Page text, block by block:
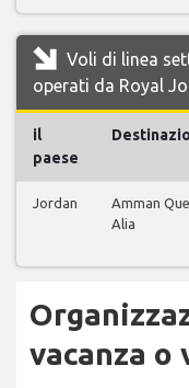
Voli di linea
operati da Royal
il
paese
Jordan
Amman
Alia
vacanza o